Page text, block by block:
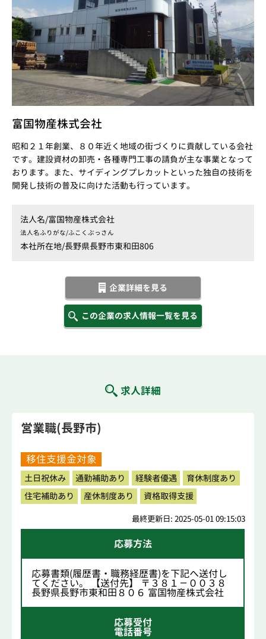
富国物産株式会社
昭和２１年創業、８０年近く地域の街づくりに貢献している会社
です。建設資材の卸売・各種専門工事の請負が主な事業となって
おります。また、サイディングプレカットといった独自の技術を
開発し技術の普及に向けた活動も行っています。
法人名/富国物産株式会社
法人名ふりがな/ふこくぶっさん
本社所在地/長野県長野市東和田806
企業詳細を見る
この企業の求人情報一覧を見る
求人詳細
営業職(長野市)
移住支援金対象
土日祝休み 通勤補助あり 経験者優遇
育休制度あり
住宅補助あり
産休制度あり 資格取得支援
最終更新日: 2025-05-01 09:15:03
応募方法
応募書類(履歴書・職務経歴書)を下記へ送付し
てください。 【送付先】 〒３８１－００３８
長野県長野市東和田８０６ 富国物産株式会社
応募受付
電話番号